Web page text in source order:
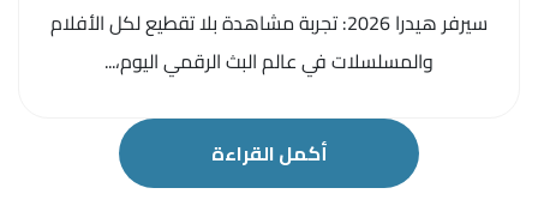
سيرفر هيدرا 2026: تجربة مشاهدة بلا تقطيع لكل الأفلام
والمسلسلات في عالم البث الرقمي اليوم،...
أكمل القراءة